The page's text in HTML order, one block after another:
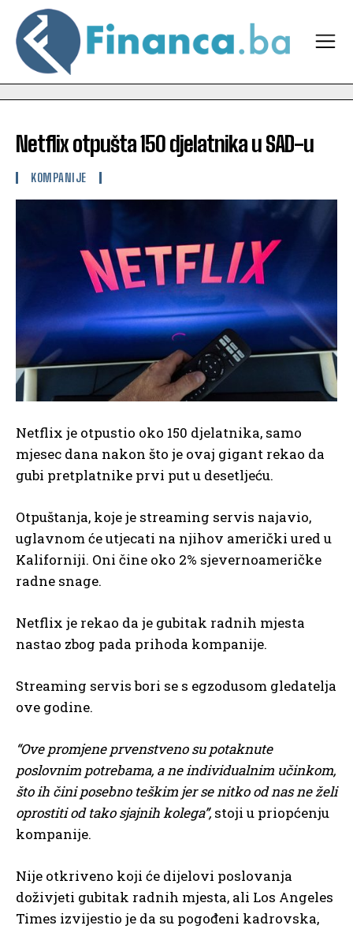
Netflix otpušta 150 djelatnika u SAD-u
KOMPANIJE
Netflix je otpustio oko 150 djelatnika, samo
mjesec dana nakon što je ovaj gigant rekao da
gubi pretplatnike prvi put u desetljeću.
Otpuštanja, koje je streaming servis najavio,
uglavnom će utjecati na njihov američki ured u
Kaliforniji. Oni čine oko 2% sjevernoameričke
radne snage.
Netflix je rekao da je gubitak radnih mjesta
nastao zbog pada prihoda kompanije.
Streaming servis bori se s egzodusom gledatelja
ove godine.
“Ove promjene prvenstveno su potaknute
poslovnim potrebama, a ne individualnim učinkom,
što ih čini posebno teškim jer se nitko od nas ne želi
oprostiti od tako sjajnih kolega”, stoji u priopćenju
kompanije.
Nije otkriveno koji će dijelovi poslovanja
doživjeti gubitak radnih mjesta, ali Los Angeles
Times izvijestio je da su pogođeni kadrovska,